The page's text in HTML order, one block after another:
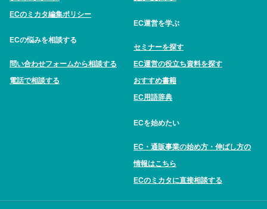
ECのミカタ編集ポリシー
ECの悩みを相談する
問い合わせフォームから相談する
電話で相談する
EC運営を学ぶ
セミナーを探す
EC運営の役立ち資料を探す
おすすめ書籍
EC用語辞典
ECを始めたい
EC・通販事業の始め方・伸ばし方の
情報はこちら
ECのミカタに直接相談する